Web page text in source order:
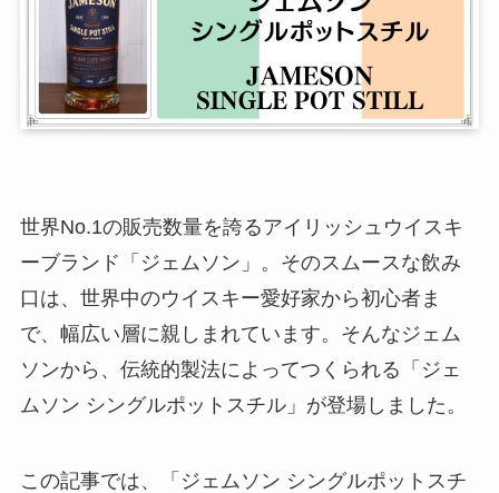
世界No.1の販売数量を誇るアイリッシュウイスキ
ーブランド「ジェムソン」。そのスムースな飲み
口は、世界中のウイスキー愛好家から初心者ま
で、幅広い層に親しまれています。そんなジェム
ソンから、伝統的製法によってつくられる「ジェ
ムソン シングルポットスチル」が登場しました。
この記事では、「ジェムソン シングルポットスチ